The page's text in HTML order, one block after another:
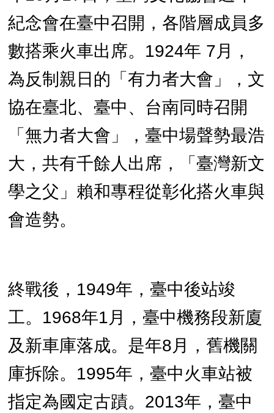
紀念會在臺中召開，各階層成員多
數搭乘火車出席。1924年 7月，
為反制親日的「有力者大會」，文
協在臺北、臺中、台南同時召開
「無力者大會」，臺中場聲勢最浩
大，共有千餘人出席，「臺灣新文
學之父」賴和專程從彰化搭火車與
會造勢。
終戰後，1949年，臺中後站竣
工。1968年1月，臺中機務段新廈
及新車庫落成。是年8月，舊機關
庫拆除。1995年，臺中火車站被
指定為國定古蹟。2013年，臺中